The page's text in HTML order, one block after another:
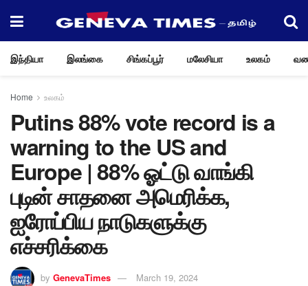
இந்தியா இலங்கை சிங்கப்பூர் மலேசியா உலகம்
Home உலகம்
Putins 88% vote record is a
warning to the US and
Europe | 88% ஓட்டு வாங்கி
புடின் சாதனை அமெரிக்க,
ஐரோப்பிய நாடுகளுக்கு
எச்சரிக்கை
by GenevaTimes
March 19, 2024